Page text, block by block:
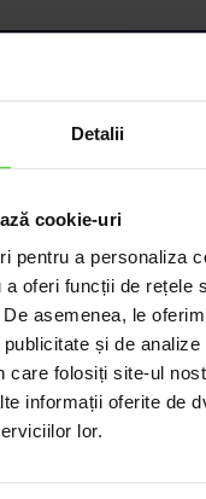
Detalii
cookie-uri
pentru a personaliza
a oferi funcții de rețele
asemenea, le
și de
care folosiți site-ul
informații oferite de
lor.
COZETTE,
STILUL
ta de top
create cu
vastă experiență în
din aur, argint
de a cumpăra!